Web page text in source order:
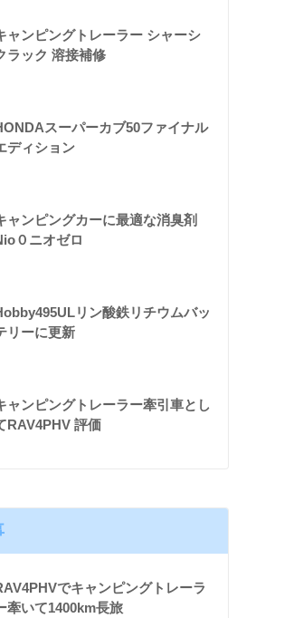
ャンピングトレーラー シャーシ
ラック 溶接補修
スーパーカブ50ファイナル
ディション
ャンピングカーに最適な消臭剤
０ニオゼロ
リン酸鉄リチウムバッ
リーに更新
ャンピングトレーラー牽引車とし
RAV4PHV 評価
でキャンピングトレーラ
牽いて1400km長旅